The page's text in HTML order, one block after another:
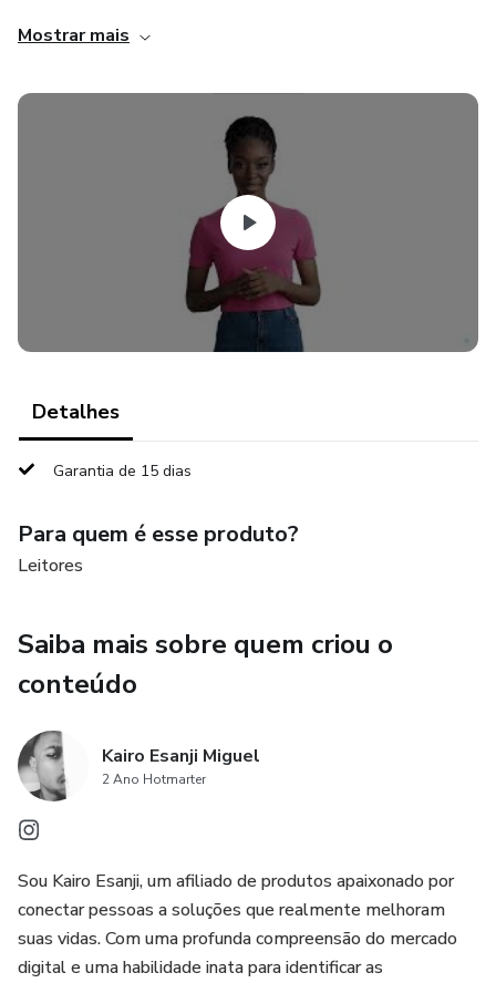
transportando o leitor para um universo onde o amor e a
Com uma narrativa envolvente e carregada de reflexões
sobre o individualismo da cidade grande, ELA – UM
ENSAIO AO ROMANCE convida o leitor a mergulhar na
alma de um jovem que, sem perceber, está prestes a
desmoronar suas próprias muralhas emocionais.
Mostrar mais
Detalhes
Garantia de 15 dias
Para quem é esse produto?
Leitores
Saiba mais sobre quem criou o
conteúdo
Kairo Esanji Miguel
2 Ano Hotmarter
Sou Kairo Esanji, um afiliado de produtos apaixonado por
conectar pessoas a soluções que realmente melhoram
suas vidas. Com uma profunda compreensão do mercado
digital e uma habilidade inata para identificar as